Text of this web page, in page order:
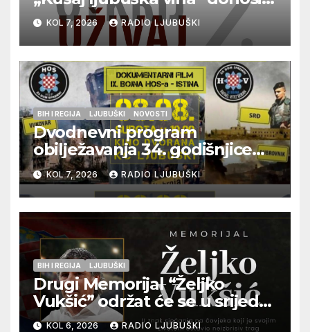
vrhunska vina, gastronomiju i
glazbu
KOL 7, 2026 RADIO LJUBUŠKI
BIH I REGIJA LJUBUŠKI NOVOSTI
Dvodnevni program
obilježavanja 34. godišnjice
pogibije generala Blaža
Kraljevića i osmorice
pripadnika HOS-a
KOL 7, 2026 RADIO LJUBUŠKI
BIH I REGIJA LJUBUŠKI
Drugi Memorijal “Željko
Vukšić” održat će se u srijedu
12. kolovoza u Otoku
KOL 6, 2026 RADIO LJUBUŠKI